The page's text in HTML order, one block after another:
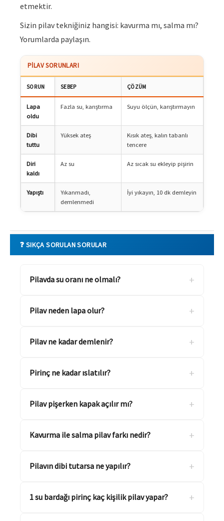
etmektir.
Sizin pilav tekniğiniz hangisi: kavurma mı, salma mı?
Yorumlarda paylaşın.
PILAV SORUNLARI
SORUN SEBEP ÇÖZÜM
Lapa
oldu
Fazla su, karıştırma Suyu ölçün, karıştırmayın
Dibi
tuttu
Yüksek ateş
Kısık ateş, kalın tabanlı
tencere
Diri
kaldı
Az su Az sıcak su ekleyip pişirin
Yapıştı
Yıkanmadı,
demlenmedi
İyi yıkayın, 10 dk demleyin
❓ SIKÇA SORULAN SORULAR
Pilavda su oranı ne olmalı? +
Pilav neden lapa olur? +
Pilav ne kadar demlenir? +
Pirinç ne kadar ıslatılır? +
Pilav pişerken kapak açılır mı? +
Kavurma ile salma pilav farkı nedir? +
Pilavın dibi tutarsa ne yapılır? +
1 su bardağı pirinç kaç kişilik pilav yapar? +